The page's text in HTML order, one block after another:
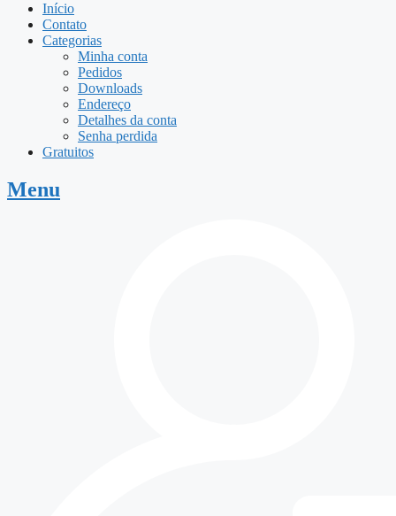
Início
Contato
Categorias
Minha conta
Pedidos
Downloads
Endereço
Detalhes da conta
Senha perdida
Gratuitos
Menu